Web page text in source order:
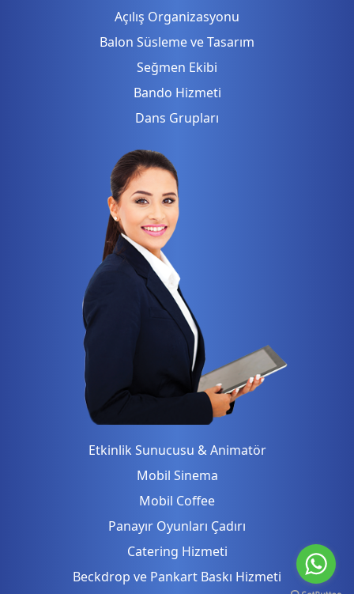
Açılış Organizasyonu
Balon Süsleme ve Tasarım
Seğmen Ekibi
Bando Hizmeti
Dans Grupları
Etkinlik Sunucusu & Animatör
Mobil Sinema
Mobil Coffee
Panayır Oyunları Çadırı
Catering Hizmeti
Beckdrop ve Pankart Baskı Hizmeti